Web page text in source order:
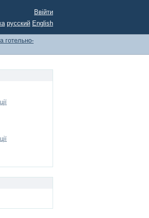
Ввійти
русский English
готельно-